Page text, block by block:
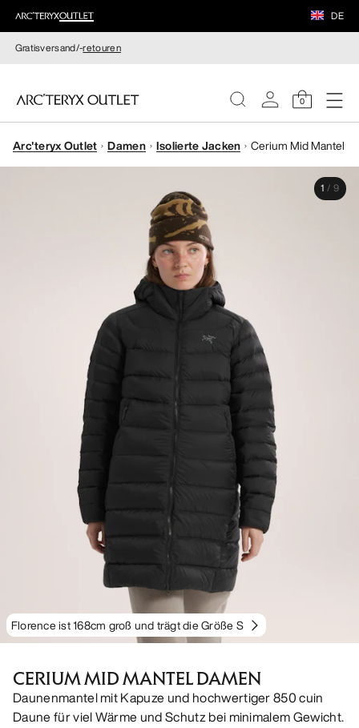
DE
Gratisversand/-retouren
0
DAMEN
Arc'teryx Outlet Damen Isolierte Jacken Cerium Mid Mantel
Florence ist 168cm groß und trägt die Größe S
1 / 9
CERIUM MID MANTEL DAMEN
Daunenmantel mit Kapuze und hochwertiger 850 cuin
Daune für viel Wärme und Schutz bei minimalem Gewicht.